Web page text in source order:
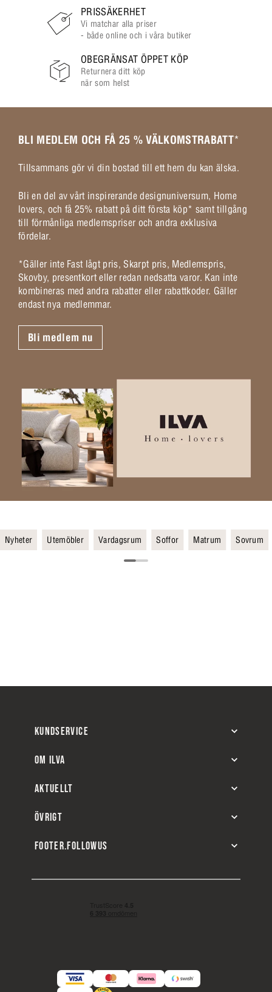
PRISSÄKERHET
Vi matchar alla priser
- både online och i våra butiker
OBEGRÄNSAT ÖPPET KÖP
Returnera ditt köp
när som helst
BLI MEDLEM OCH FÅ 25 % VÄLKOMSTRABATT*
Tillsammans gör vi din bostad till ett hem du kan älska.
Bli en del av vårt inspirerande designuniversum, Home
lovers, och få 25% rabatt på ditt första köp* samt tillgång
till förmånliga medlemspriser och andra exklusiva
fördelar.
*Gäller inte Fast lågt pris, Skarpt pris, Medlemspris,
Skovby, presentkort eller redan nedsatta varor. Kan inte
kombineras med andra rabatter eller rabattkoder. Gäller
endast nya medlemmar.
Bli medlem nu
Nyheter Utemöbler Vardagsrum Soffor Matrum Sovrum
KUNDSERVICE
OM ILVA
AKTUELLT
ÖVRIGT
FOOTER.FOLLOWUS